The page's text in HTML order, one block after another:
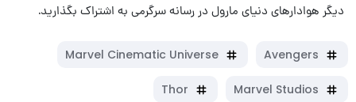
دیگر هوادارهای دنیای مارول در رسانه سرگرمی به اشتراک بگذارید.
Avengers
Marvel Cinematic Universe
Marvel Studios
Thor